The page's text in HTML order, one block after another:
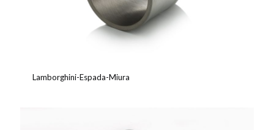
Lamborghini-Espada-Miura